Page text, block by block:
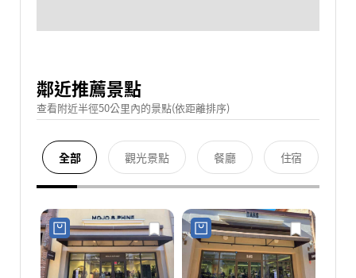
鄰近推薦景點
查看附近半徑50公里內的景點(依距離排序)
全部 觀光景點 餐廳 住宿